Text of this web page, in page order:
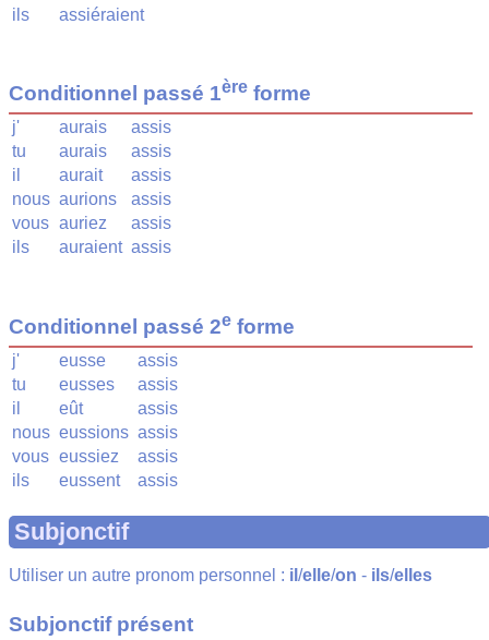
ils assiéraient
Conditionnel passé 1ère forme
j' aurais
assis
tu
aurais
assis
il
aurait
assis
nous aurions
assis
vous auriez
assis
ils
auraient assis
Conditionnel passé 2e forme
j' eusse
assis
tu
eusses
assis
il
eût
assis
nous eussions assis
vous eussiez
assis
ils
eussent assis
Subjonctif
Utiliser un autre pronom personnel : il /elle/on - ils/elles
Subjonctif présent